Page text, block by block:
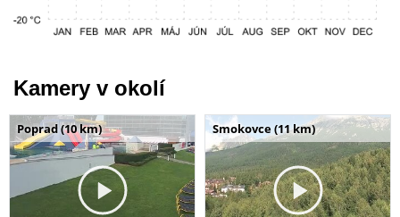
Kamery v okolí
Poprad (10 km) Smokovce (11 km)